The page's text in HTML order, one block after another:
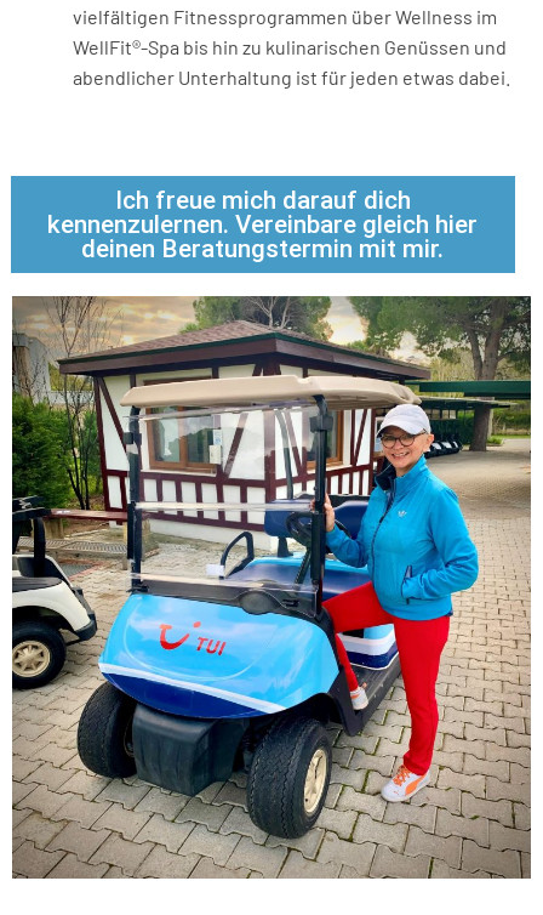
vielfältigen Fitnessprogrammen über Wellness im
WellFit®-Spa bis hin zu kulinarischen Genüssen und
abendlicher Unterhaltung ist für jeden etwas dabei
Ich freue mich darauf dich
kennenzulernen. Vereinbare gleich hier
deinen Beratungstermin mit mir.